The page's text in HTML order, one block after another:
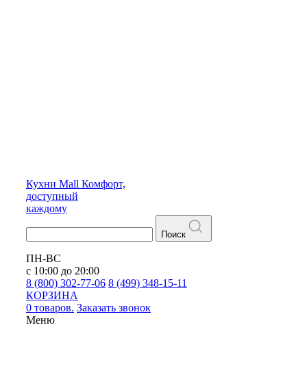
Кухни Mall Комфорт,
доступный
каждому
Поиск
ПН-ВС
с 10:00 до 20:00
8 (800) 302-77-06 8 (499) 348-15-11
КОРЗИНА
0 товаров. Заказать звонок
Меню